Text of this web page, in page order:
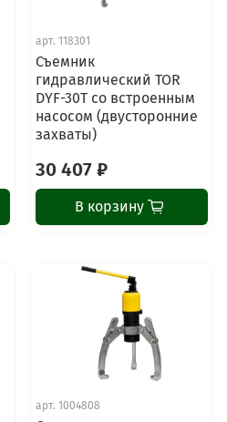
арт. 118301
Съемник
гидравлический TOR
DYF-30T со встроенным
насосом (двусторонние
захваты)
30 407 ₽
В корзину
арт. 1004808